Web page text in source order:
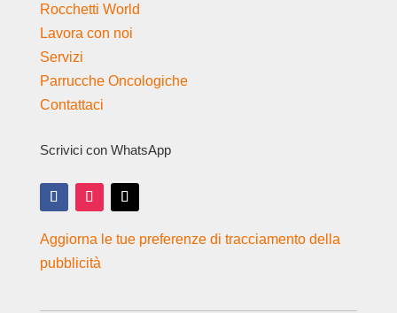
Rocchetti World
Lavora con noi
Servizi
Parrucche Oncologiche
Contattaci
Scrivici con WhatsApp
Aggiorna le tue preferenze di tracciamento della
pubblicità